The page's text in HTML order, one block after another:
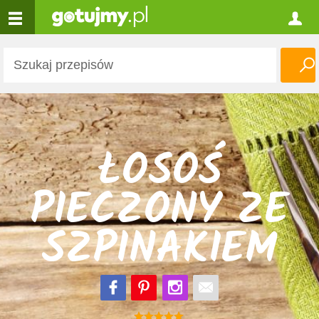
ŁOSOŚ
PIECZONY ZE
SZPINAKIEM